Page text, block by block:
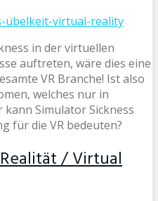
in der virtuellen
auftreten, wäre dies eine
VR Branche! Ist also
welches nur in
Simulator Sickness
für die VR bedeuten?
/ Virtual